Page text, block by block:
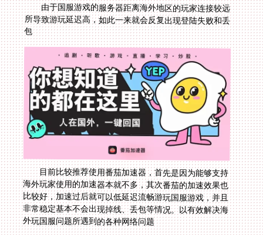
由于国服游戏的服务器距离海外地区的玩家连接较远
所导致游玩延迟高，如此一来就会反复出现登陆失败和丢
包
目前比较推荐使用番茄加速器，首先是因为能够支持
海外玩家使用的加速器本就不多，其次番茄的加速效果也
比较好，加速过后就可以低延迟流畅游玩国服游戏，并且
非常稳定基本不会出现掉线、丢包等情况。以有效解决海
外玩国服问题所遇到的各种网络问题